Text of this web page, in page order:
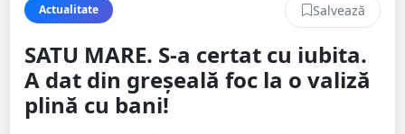
Actualitate Salvează
SATU MARE. S-a certat cu iubita.
A dat din greșeală foc la o valiză
plină cu bani!